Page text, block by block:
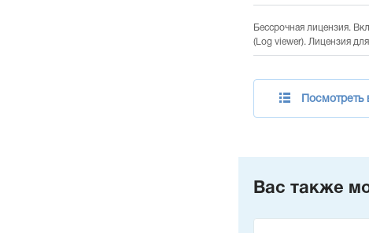
Бессрочная лицензия.
(Log viewer). Лицензия
Посмотреть
Вас также